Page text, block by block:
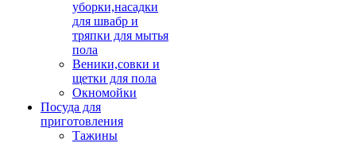
уборки,насадки
для швабр и
тряпки для мытья
пола
Веники,совки и
щетки для пола
Окномойки
Посуда для
приготовления
Тажины